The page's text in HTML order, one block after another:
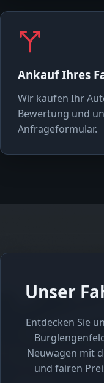
Ankauf Ihres
Wir kaufen Ihr
Bewertung und
Anfrageformular.
Unser
Entdecken Sie
Neuwagen mit
und fairen